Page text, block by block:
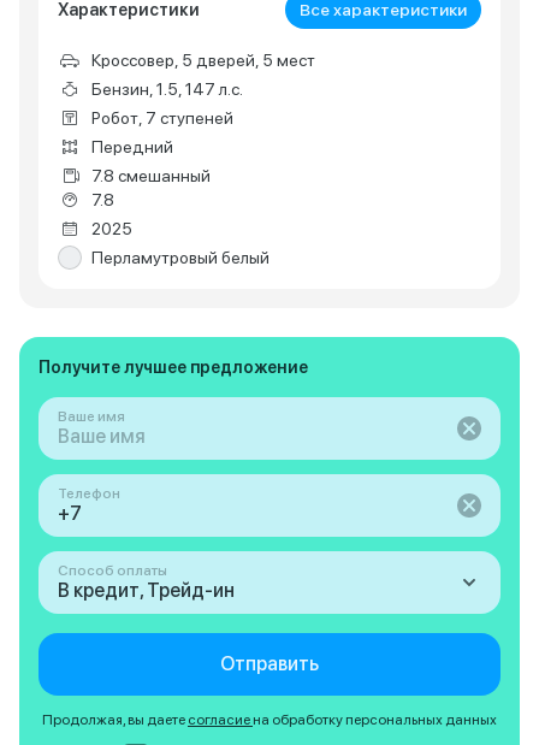
Характеристики Все характеристики
Кроссовер, 5 дверей, 5 мест
Бензин, 1.5, 147 л.с.
Робот, 7 ступеней
Передний
7.8 смешанный
7.8
2025
Перламутровый белый
Получите лучшее предложение
Ваше имя
Телефон
Способ оплаты
В кредит, Трейд-ин
Отправить
Продолжая, вы даете согласие на обработку персональных данных